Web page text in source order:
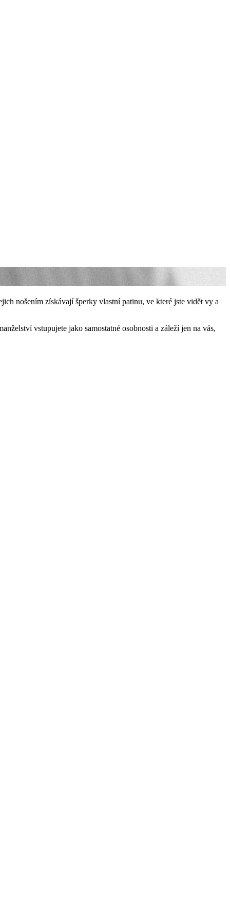
nošením získávají šperky vlastní patinu, ve které jste vidět vy a
vstupujete jako samostatné osobnosti a záleží jen na vás,